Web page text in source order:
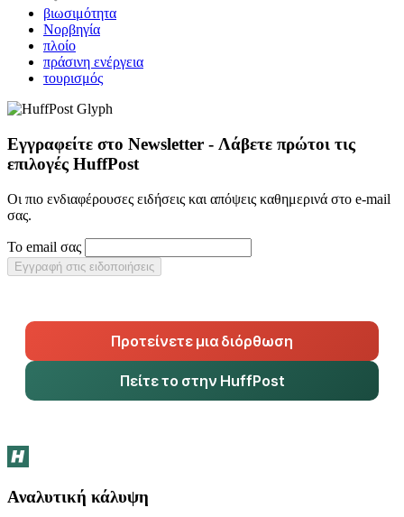
βιωσιμότητα
Νορβηγία
πλοίο
πράσινη ενέργεια
τουρισμός
Εγγραφείτε στο Newsletter - Λάβετε πρώτοι τις
επιλογές HuffPost
Οι πιο ενδιαφέρουσες ειδήσεις και απόψεις καθημερινά στο e-mail
σας.
Το email σας
Εγγραφή στις ειδοποιήσεις
Προτείνετε μια διόρθωση
Πείτε το στην HuffPost
Αναλυτική κάλυψη